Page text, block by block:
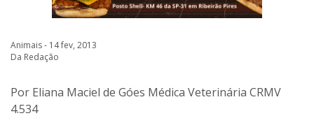
Animais - 14 fev, 2013
Da Redação
Por Eliana Maciel de Góes Médica Veterinária CRMV
4.534